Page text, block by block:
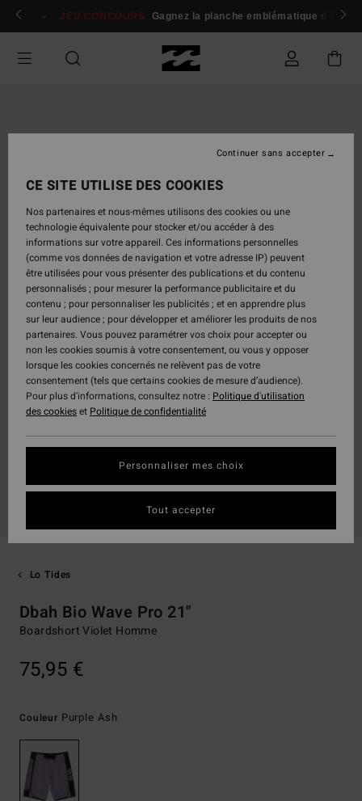
Passer
Se connecter / s'inscrire
JEU CONCOURS Gagnez la planche emblématique d'Andy
Lo Tides
Dbah Bio Wave Pro 21"
Boardshort Violet Homme
75,95 €
Couleur Purple Ash
CE SITE UTILISE DES COOKIES
Nos partenaires et nous-mêmes utilisons des cookies ou une
technologie équivalente pour stocker et/ou accéder à des
informations sur votre appareil. Ces informations personnelles
(comme vos données de navigation et votre adresse IP) peuvent
être utilisées pour vous présenter des publications et du contenu
personnalisés ; pour mesurer la performance publicitaire et du
contenu ; pour personnaliser les publicités ; et en apprendre plus
sur leur audience ; pour développer et améliorer les produits de nos
partenaires. Vous pouvez paramétrer vos choix pour accepter ou
non les cookies soumis à votre consentement, ou vous y opposer
lorsque les cookies concernés ne relèvent pas de votre
consentement (tels que certains cookies de mesure d’audience).
Pour plus d'informations, consultez notre : Politique d'utilisation
des cookieset Politique de confidentialité
Personnaliser mes choix
Continuer sans accepter
Tout accepter